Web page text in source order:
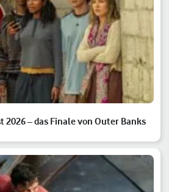
– das Finale von Outer Banks